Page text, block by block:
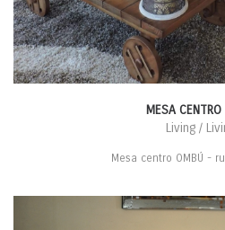
MESA
Living /
Mesa centro OMBÚ -